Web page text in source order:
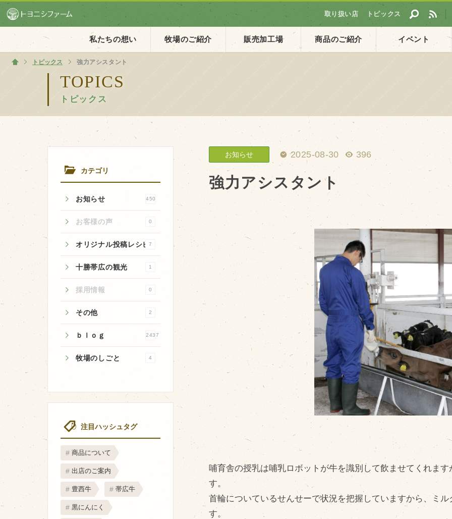
私たちの想い 牧場のご紹介 販売加工場 商品のご紹介 イベント
取り扱い店 トピックス
TOPICS
トピックス
ホーム
トピックス 強力アシスタント
カテゴリ
お知らせ 450
お客様の声 0
オリジナル投稿レシピ7
十勝帯広の観光 1
採用情報 0
その他 2
ｂｌｏｇ 2437
牧場のしごと 4
注目ハッシュタグ
商品について
出店のご案内
豊西牛 帯広牛
黒にんにく
お知らせ 2025-08-30 396
強力アシスタント
哺育舎の授乳は哺乳ロボットが牛を識別して飲ませてくれま
す。
首輪についているせんせーで状況を把握していますから、ミ
す。
ホーム
私たちの想い
PV動画
イベント一覧
企業ご案内
会社概要・沿革
アクセス
個人情報保護方針
牧場のご紹介
飼育している牛について
販売加工場
食肉加工場を新設
衛生管理体制
業務管理体制
品質管理体制
ＢtoＢ受発注システム
瑕疵とは
商
取り扱い店
販売店
飲食店
その他
個人のお客様
法人のお客様